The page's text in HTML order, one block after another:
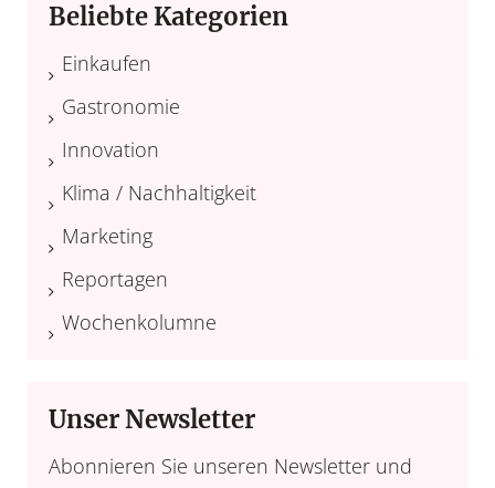
Beliebte Kategorien
Einkaufen
Gastronomie
Innovation
Klima / Nachhaltigkeit
Marketing
Reportagen
Wochenkolumne
Unser Newsletter
Abonnieren Sie unseren Newsletter und